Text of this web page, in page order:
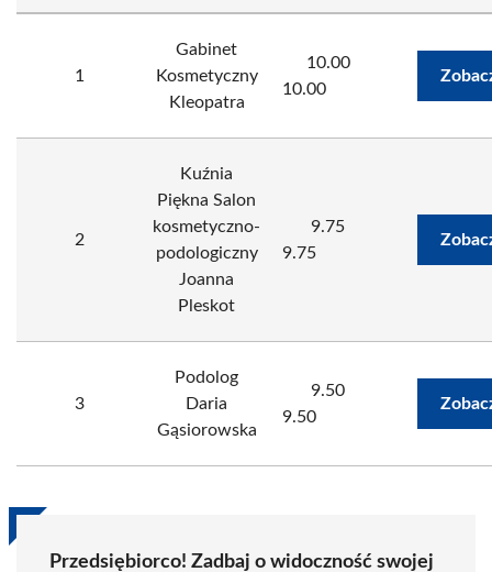
1
Gabinet
Kosmetyczny
Kleopatra
10.00
10.00
2
Kuźnia
Piękna Salon
kosmetyczno-
podologiczny
Joanna
Pleskot
9.75
9.75
3
Podolog
Daria
Gąsiorowska
9.50
9.50
Przedsiębiorco! Zadbaj o widoczność swojej